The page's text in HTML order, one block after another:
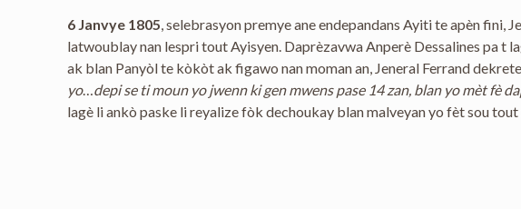
6 Janvye 1805, selebrasyon premye ane endepandans Ayiti te apèn fini,
latwoublay nan lespri tout Ayisyen. Daprèzavwa Anperè Dessalines pa t
ak blan Panyòl te kòkòt ak figawo nan moman an, Jeneral Ferrand
yo…depi se ti moun yo jwenn ki gen mwens pase 14 zan, blan yo mèt fè
lagè li ankò paske li reyalize fòk dechoukay blan malveyan yo fèt sou